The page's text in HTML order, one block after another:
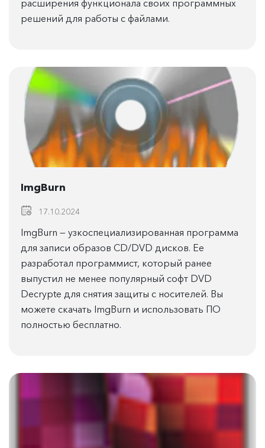
расширения функционала своих программных
решений для работы с файлами.
ImgBurn
17.10.2024
ImgBurn — узкоспециализированная программа
для записи образов CD/DVD дисков. Ее
разработал программист, который ранее
выпустил не менее популярный софт DVD
Decrypte для снятия защиты с носителей. Вы
можете скачать ImgBurn и использовать ПО
полностью бесплатно.